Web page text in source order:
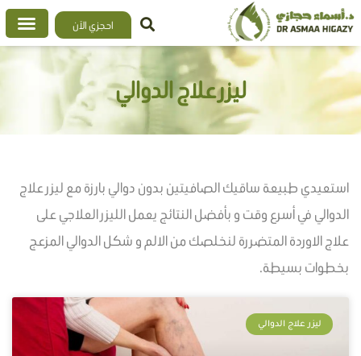
تخطي
إلى
المحتوى
احجزي الآن
ليزر علاج الدوالي
استعيدي طبيعة ساقيك الصافيتين بدون دوالي بارزة مع ليزر علاج
الدوالي في أسرع وقت و بأفضل النتائج يعمل الليزر العلاجي على
علاج الاوردة المتضررة لنخلصك من الالم و شكل الدوالي المزعج
بخطوات بسيطة.
ليزر علاج الدوالي